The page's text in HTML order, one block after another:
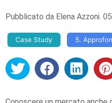
Pubblicato da Elena Azzoni.
Case Study 5.